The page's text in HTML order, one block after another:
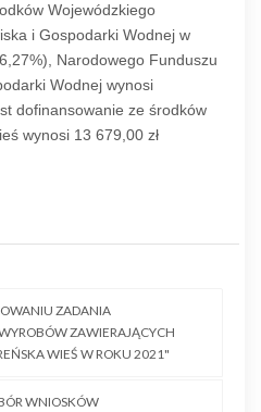
Wojewódzkiego
i Gospodarki Wodnej w
Narodowego Funduszu
Wodnej wynosi
dofinansowanie ze środków
wynosi 13 679,00 zł
ZADANIA
ZAWIERAJĄCYCH
WIEŚ W ROKU 2021"
WNIOSKÓW